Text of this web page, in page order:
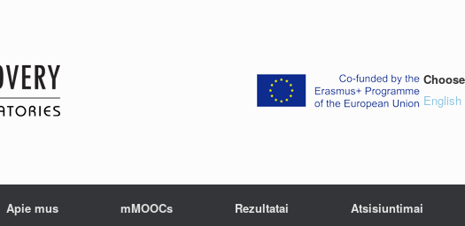
English
Apie mus mMOOCs Rezultatai Atsisiuntimai